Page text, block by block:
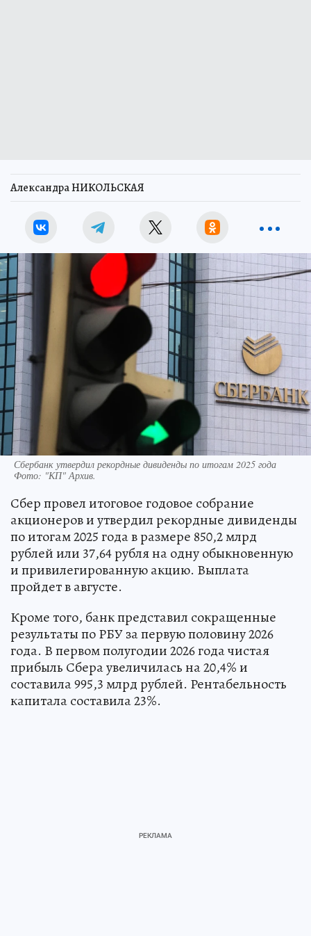
Александра НИКОЛЬСКАЯ
Сбербанк утвердил рекордные дивиденды по итогам 2025 года
Фото: "КП" Архив.
Сбер провел итоговое годовое собрание
акционеров и утвердил рекордные дивиденды
по итогам 2025 года в размере 850,2 млрд
рублей или 37,64 рубля на одну обыкновенную
и привилегированную акцию. Выплата
пройдет в августе.
Кроме того, банк представил сокращенные
результаты по РБУ за первую половину 2026
года. В первом полугодии 2026 года чистая
прибыль Сбера увеличилась на 20,4% и
составила 995,3 млрд рублей. Рентабельность
капитала составила 23%.